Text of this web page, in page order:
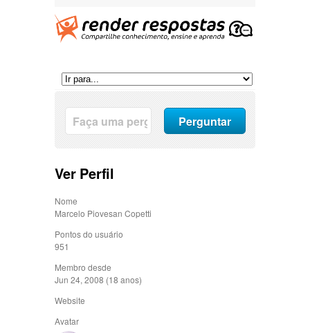
Ver Perfil
Nome
Marcelo Piovesan Copetti
Pontos do usuário
951
Membro desde
Jun 24, 2008 (18 anos)
Website
Avatar